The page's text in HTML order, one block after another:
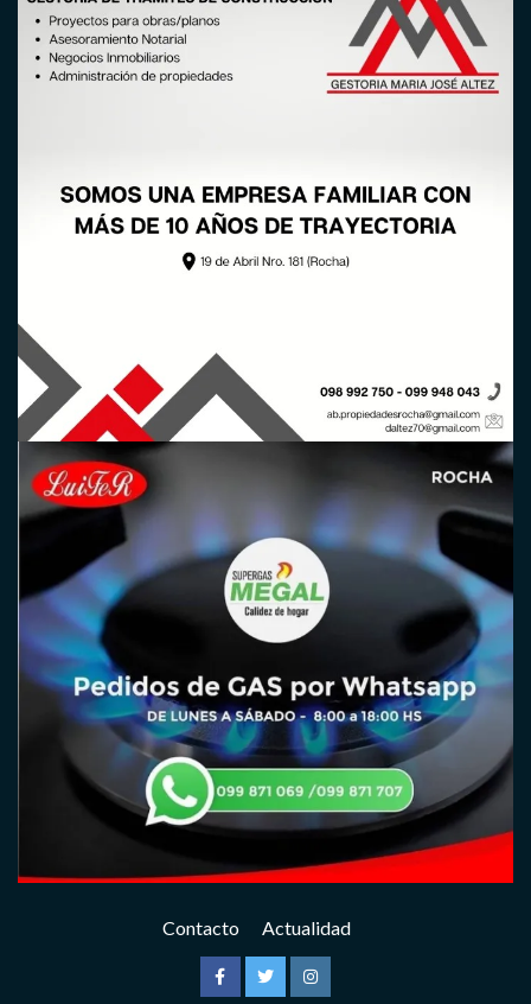
Contacto Actualidad
FacebookTwitterInstagram